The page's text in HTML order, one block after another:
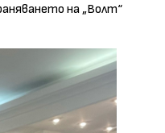
на „Волт“